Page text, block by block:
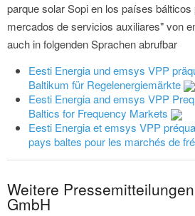
parque solar Sopi en los países
mercados de servicios auxiliares" von
auch in folgenden Sprachen abrufbar
Eesti Energia und emsys VPP
Baltikum für Regelenergiemärkte
Eesti Energia and emsys VPP
Baltics for Frequency Markets
Eesti Energia et emsys VPP
pays baltes pour les marchés de
Weitere
GmbH